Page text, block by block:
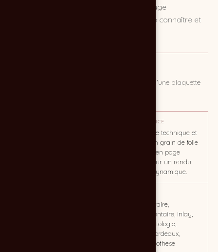
technique et clean, relevé d'une mise en page
légèrement diagonale, pensé pour se faire connaître et
Conception, direction artistique et production d'une plaquette
TON / AMBIANCE
Une ambiance technique et
clean, avec un grain de folie
dans la mise en page
diagonale, pour un rendu
moderne et dynamique.
prothèse dentaire,
laboratoire dentaire, inlay,
onlay, implantologie,
laboratoire, bordeaux,
laboratoire prothese